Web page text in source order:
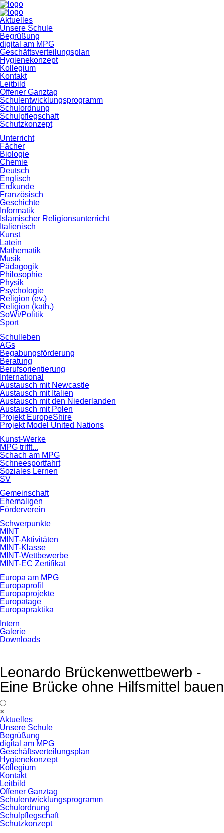
Navigation
überspringen
Aktuelles
Unsere Schule
Begrüßung
digital am MPG
Geschäftsverteilungsplan
Hygienekonzept
Kollegium
Kontakt
Leitbild
Offener Ganztag
Schulentwicklungsprogramm
Schulordnung
Schulpflegschaft
Schutzkonzept
Unterricht
Fächer
Biologie
Chemie
Deutsch
Englisch
Erdkunde
Französisch
Geschichte
Informatik
Islamischer Religionsunterricht
Italienisch
Kunst
Latein
Mathematik
Musik
Pädagogik
Philosophie
Physik
Psychologie
Religion (ev.)
Religion (kath.)
SoWi/Politik
Sport
Schulleben
AGs
Begabungsförderung
Beratung
Berufsorientierung
International
Austausch mit Newcastle
Austausch mit Italien
Austausch mit den Niederlanden
Austausch mit Polen
Projekt EuropeShire
Projekt Model United Nations
Kunst-Werke
MPG trifft...
Schach am MPG
Schneesportfahrt
Soziales Lernen
SV
Gemeinschaft
Ehemaligen
Förderverein
Schwerpunkte
MINT
MINT-Aktivitäten
MINT-Klasse
MINT-Wettbewerbe
MINT-EC Zertifikat
Europa am MPG
Europaprofil
Europaprojekte
Europatage
Europapraktika
Intern
Galerie
Downloads
Leonardo Brückenwettbewerb -
Eine Brücke ohne Hilfsmittel bauen
×
überspringen
Aktuelles
Unsere Schule
Begrüßung
digital am MPG
Geschäftsverteilungsplan
Hygienekonzept
Kollegium
Kontakt
Leitbild
Offener Ganztag
Schulentwicklungsprogramm
Schulordnung
Schulpflegschaft
Schutzkonzept